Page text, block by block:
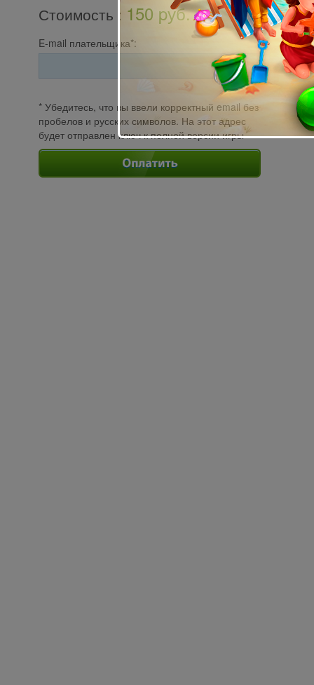
Стоимость : 150 pуб.
E-mail плательщика*:
* Убедитесь, что вы ввели корректный email без
пробелов и русских символов. На этот адрес
будет отправлен ключ к полной версии игры